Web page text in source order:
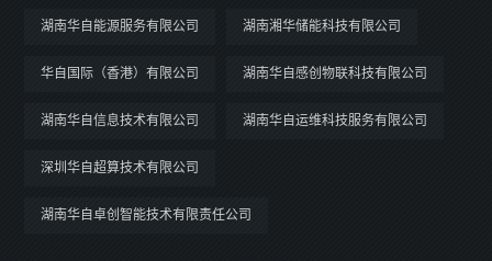
湖南华自能源服务有限公司 湖南湘华储能科技有限公司
华自国际（香港）有限公司 湖南华自感创物联科技有限公司
湖南华自信息技术有限公司 湖南华自运维科技服务有限公司
深圳华自超算技术有限公司
湖南华自卓创智能技术有限责任公司